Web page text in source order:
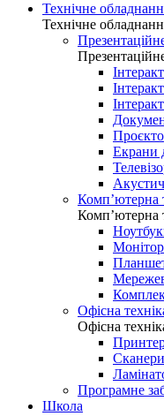
Технічне
Технічне
Екрани
Комп’ютерна
Комп’ютерна
Офісна
Офісна
Сканери
Програмне
Школа